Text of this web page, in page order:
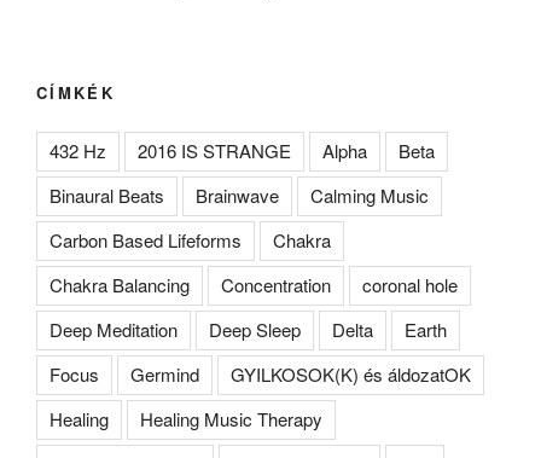
CÍMKÉK
432 Hz 2016 IS STRANGE Alpha
Beta
Binaural Beats
Brainwave
Calming Music
Carbon Based Lifeforms
Chakra
Chakra Balancing
Concentration
coronal hole
Deep Meditation
Deep Sleep Delta
Earth
Focus
Germind
GYILKOSOK(K) és áldozatOK
Healing
Healing Music Therapy